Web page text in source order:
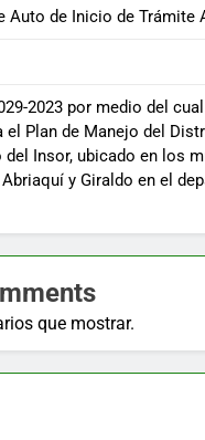
Auto de Inicio de Trámite
2023 por medio del
el Plan de Manejo del
del Insor, ubicado en los
y Giraldo en el
que mostrar.